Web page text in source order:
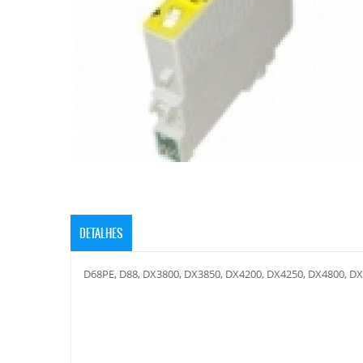
DETALHES
D68PE, D88, DX3800, DX3850, DX4200, DX4250, DX4800,